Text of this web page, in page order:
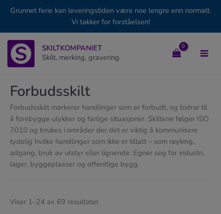
Grunnet ferie kan leveringstiden være noe lengre enn normalt.
Vi takker for forståelsen!
Hopp
SKILTKOMPANIET
Skilt, merking, gravering
Forbudsskilt
Forbudsskilt markerer handlinger som er forbudt, og bidrar til
å forebygge ulykker og farlige situasjoner. Skiltene følger ISO
7010 og brukes i områder der det er viktig å kommunisere
tydelig hvilke handlinger som ikke er tillatt – som røyking,
adgang, bruk av utstyr eller lignende. Egner seg for industri,
lager, byggeplasser og offentlige bygg.
Viser 1–24 av 69 resultater